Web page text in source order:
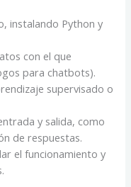
instalando Python y
con el que
para chatbots).
supervisado o
y salida, como
de respuestas.
el funcionamiento y